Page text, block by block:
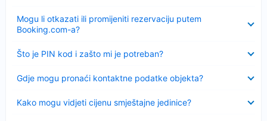
Mogu li otkazati ili promijeniti rezervaciju putem
Booking.com-a?
Što je PIN kod i zašto mi je potreban?
Sažeto
Gdje mogu pronaći kontaktne podatke objekta?
Kako mogu vidjeti cijenu smještajne jedinice?